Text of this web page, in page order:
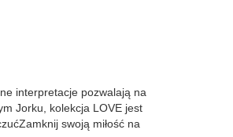
interpretacje pozwalają na
Jorku, kolekcja LOVE jest
swoją miłość na